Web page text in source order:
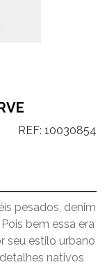
REF: 10030854
pesados, denim
bem essa era
seu estilo urbano
nativos